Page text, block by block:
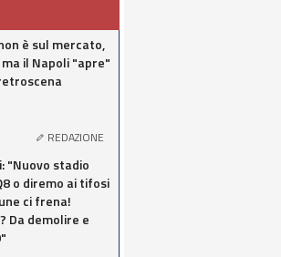
è sul mercato,
il Napoli "apre"
REDAZIONE
"Nuovo stadio
o diremo ai tifosi
ci frena!
Da demolire e